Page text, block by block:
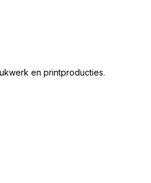
en printproducties.